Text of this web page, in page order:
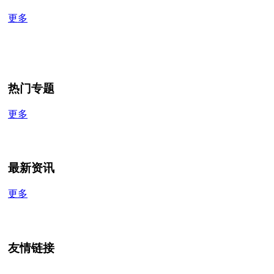
更多
热门专题
更多
最新资讯
更多
友情链接